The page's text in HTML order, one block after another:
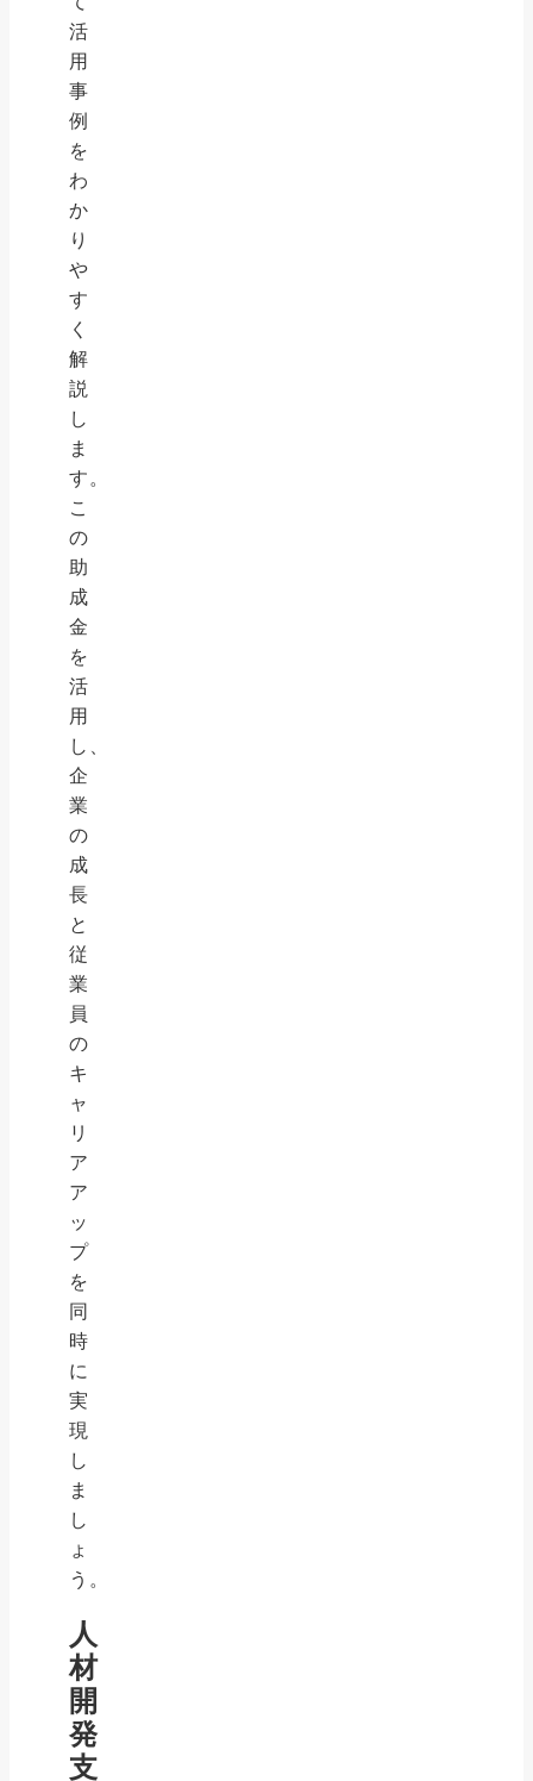
活
用
事
例
を
わ
か
り
や
す
く
解
説
し
ま
す。
こ
の
助
成
金
を
活
用
し、
企
業
の
成
長
と
従
業
員
の
キ
ャ
リ
ア
ア
ッ
プ
を
同
時
に
実
現
し
ま
し
ょ
う。
人
材
開
発
支